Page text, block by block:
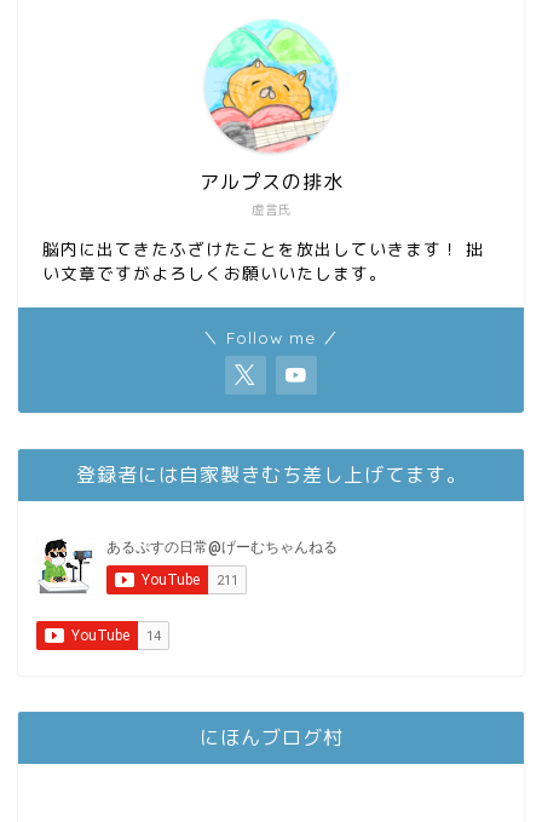
虚言氏
アルプスの排水
脳内に出てきたふざけたことを放出していきます！ 拙
い文章ですがよろしくお願いいたします。
＼ Follow me ／
登録者には自家製きむち差し上げてます。
にほんブログ村